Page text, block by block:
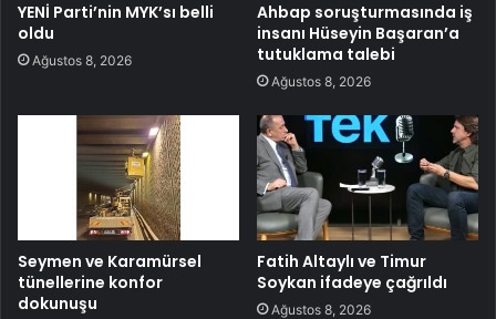
YENİ Parti’nin MYK’sı belli
oldu
Ağustos 8, 2026
Ahbap soruşturmasında iş
insanı Hüseyin Başaran’a
tutuklama talebi
Ağustos 8, 2026
Seymen ve Karamürsel
tünellerine konfor
dokunuşu
Fatih Altaylı ve Timur
Soykan ifadeye çağrıldı
Ağustos 8, 2026